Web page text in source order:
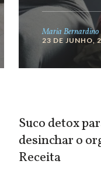
Maria Bernardino
23 DE JUNHO,
Suco detox
desinchar o
Receita